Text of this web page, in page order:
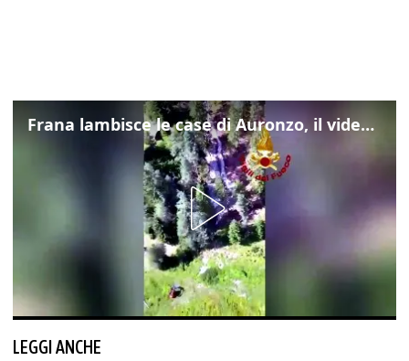
Frana lambisce le case di Auronzo, il video dall'elicottero dei vigili del fuoco
LEGGI ANCHE